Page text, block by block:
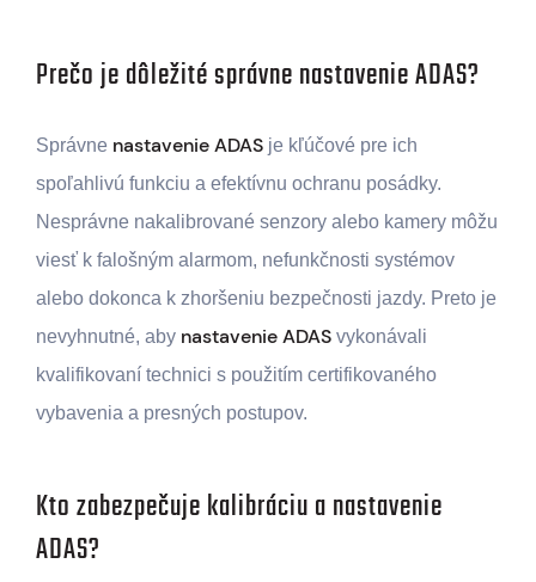
Prečo je dôležité správne nastavenie ADAS?
Správne nastavenie ADAS je kľúčové pre ich
spoľahlivú funkciu a efektívnu ochranu posádky.
Nesprávne nakalibrované senzory alebo kamery môžu
viesť k falošným alarmom, nefunkčnosti systémov
alebo dokonca k zhoršeniu bezpečnosti jazdy. Preto je
nevyhnutné, aby nastavenie ADAS vykonávali
kvalifikovaní technici s použitím certifikovaného
vybavenia a presných postupov.
Kto zabezpečuje kalibráciu a nastavenie
ADAS?